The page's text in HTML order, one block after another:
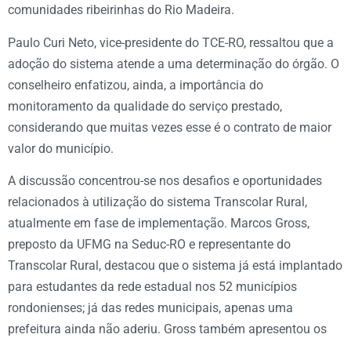
comunidades ribeirinhas do Rio Madeira.
Paulo Curi Neto, vice-presidente do TCE-RO, ressaltou que a
adoção do sistema atende a uma determinação do órgão. O
conselheiro enfatizou, ainda, a importância do
monitoramento da qualidade do serviço prestado,
considerando que muitas vezes esse é o contrato de maior
valor do município.
A discussão concentrou-se nos desafios e oportunidades
relacionados à utilização do sistema Transcolar Rural,
atualmente em fase de implementação. Marcos Gross,
preposto da UFMG na Seduc-RO e representante do
Transcolar Rural, destacou que o sistema já está implantado
para estudantes da rede estadual nos 52 municípios
rondonienses; já das redes municipais, apenas uma
prefeitura ainda não aderiu. Gross também apresentou os